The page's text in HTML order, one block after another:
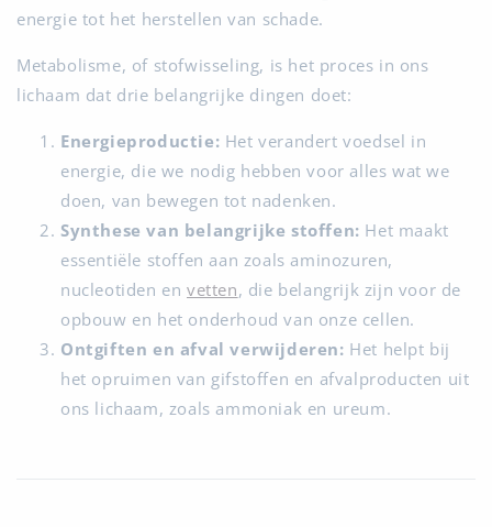
energie tot het herstellen van schade.
Metabolisme, of stofwisseling, is het proces in ons
lichaam dat drie belangrijke dingen doet:
Energieproductie: Het verandert voedsel in
energie, die we nodig hebben voor alles wat we
doen, van bewegen tot nadenken.
Synthese van belangrijke stoffen: Het maakt
essentiële stoffen aan zoals aminozuren,
nucleotiden en vetten, die belangrijk zijn voor de
opbouw en het onderhoud van onze cellen.
Ontgiften en afval verwijderen: Het helpt bij
het opruimen van gifstoffen en afvalproducten uit
ons lichaam, zoals ammoniak en ureum.